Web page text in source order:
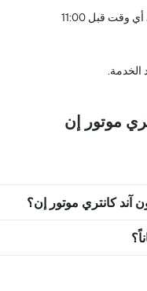
الخدمة.
موتور إن
كانتري موتور إن؟